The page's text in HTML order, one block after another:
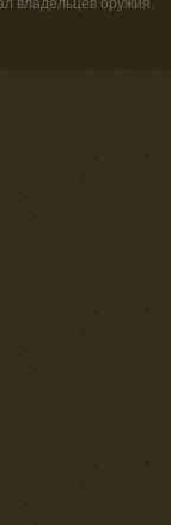
владельцев оружия.